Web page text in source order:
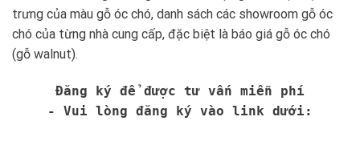
trưng của màu gỗ óc chó, danh sách các showroom gỗ óc
chó của từng nhà cung cấp, đặc biệt là báo giá gỗ óc chó
(gỗ walnut).
Đăng ký để được tư vấn miễn phí
- Vui lòng đăng ký vào link dưới: